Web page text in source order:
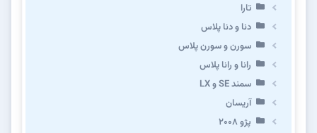
تارا
دنا و دنا پلاس
سورن و سورن پلاس
رانا و رانا پلاس
سمند SE و LX
آریسان
پژو ۲۰۰۸